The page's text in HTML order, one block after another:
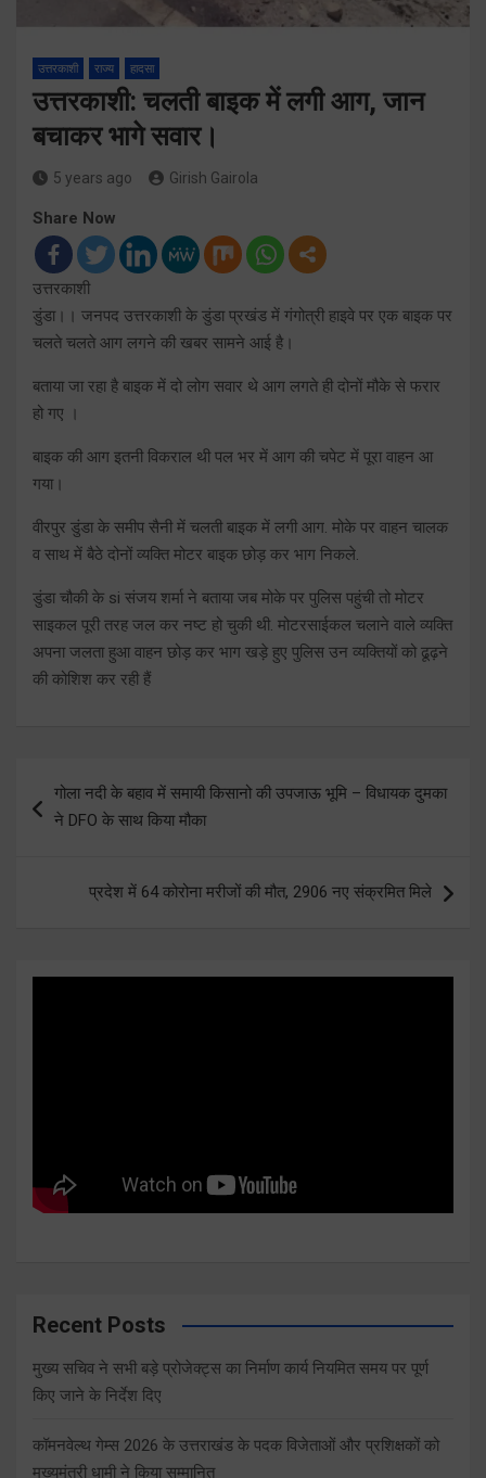
उत्तरकाशी राज्य हादसा
उत्तरकाशी: चलती बाइक में लगी आग, जान
बचाकर भागे सवार।
5 years ago Girish Gairola
Share Now
उत्तरकाशी
डुंडा।। जनपद उत्तरकाशी के डुंडा प्रखंड में गंगोत्री हाइवे पर एक बाइक पर
चलते चलते आग लगने की खबर सामने आई है।
बताया जा रहा है बाइक में दो लोग सवार थे आग लगते ही दोनों मौके से फरार
हो गए ।
बाइक की आग इतनी विकराल थी पल भर में आग की चपेट में पूरा वाहन आ
गया।
वीरपुर डुंडा के समीप सैनी में चलती बाइक में लगी आग. मोके पर वाहन चालक
व साथ में बैठे दोनों व्यक्ति मोटर बाइक छोड़ कर भाग निकले.
डुंडा चौकी के si संजय शर्मा ने बताया जब मोके पर पुलिस पहुंची तो मोटर
साइकल पूरी तरह जल कर नष्ट हो चुकी थी. मोटरसाईकल चलाने वाले व्यक्ति
अपना जलता हुआ वाहन छोड़ कर भाग खड़े हुए पुलिस उन व्यक्तियों को ढूढ़ने
की कोशिश कर रही हैं
navigation
गोला नदी के बहाव में समायी किसानो की उपजाऊ भूमि – विधायक दुमका
ने DFO के साथ किया मौका
प्रदेश में 64 कोरोना मरीजों की मौत, 2906 नए संक्रमित मिले
Recent Posts
मुख्य सचिव ने सभी बड़े प्रोजेक्ट्स का निर्माण कार्य नियमित समय पर पूर्ण
किए जाने के निर्देश दिए
कॉमनवेल्थ गेम्स 2026 के उत्तराखंड के पदक विजेताओं और प्रशिक्षकों को
मुख्यमंत्री धामी ने किया सम्मानित